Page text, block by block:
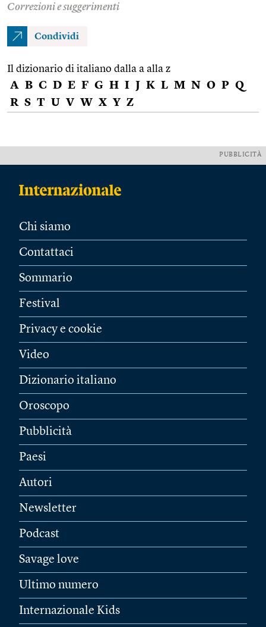
Correzioni e suggerimenti
Condividi
Il dizionario di italiano dalla a alla z
A B C D E F G H I J K L M N O P Q
R S T U V W X Y Z
PUBBLICITÀ
Chi siamo
Contattaci
Sommario
Festival
Privacy e cookie
Video
Dizionario italiano
Oroscopo
Pubblicità
Paesi
Autori
Newsletter
Podcast
Savage love
Ultimo numero
Internazionale Kids